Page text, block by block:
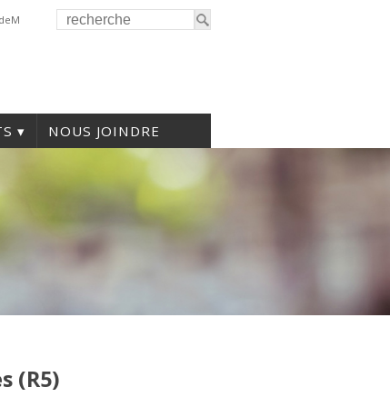
NOUS JOINDRE
(R5)